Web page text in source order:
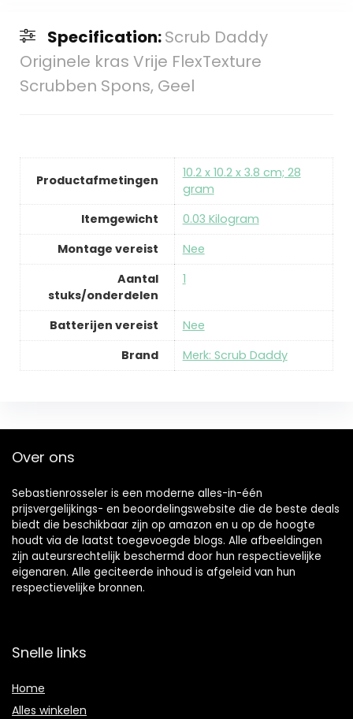
Specification:Scrub Daddy
Originele kras Vrije FlexTexture
Scrubben Spons, Geel
Productafmetingen
‎10.2 x 10.2 x 3.8 cm; 28
gram
Itemgewicht
‎0.03 Kilogram
Montage vereist
‎Nee
Aantal
stuks/onderdelen
‎1
Batterijen vereist
‎Nee
Brand
Merk: Scrub Daddy
Over ons
Sebastienrosseler is een moderne alles-in-één
prijsvergelijkings- en beoordelingswebsite die de beste deals
biedt die beschikbaar zijn op amazon en u op de hoogte
houdt via de laatst toegevoegde blogs. Alle afbeeldingen
zijn auteursrechtelijk beschermd door hun respectievelijke
eigenaren. Alle geciteerde inhoud is afgeleid van hun
respectievelijke bronnen.
Snelle links
Home
Alles winkelen